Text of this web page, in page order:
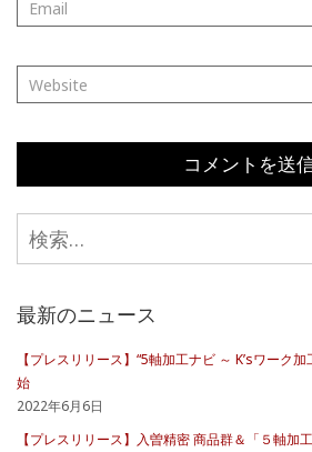
検
索:
最新のニュース
【プレスリリース】“5軸加工ナビ ～ K’sワーク
始
2022年6月6日
【プレスリリース】入曽精密 商品群＆「５軸加